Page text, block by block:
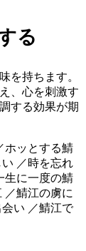
る
を持ちます。
、心を刺激す
する効果が期
ホッとする鯖
／時を忘れ
生に一度の鯖
／鯖江の虜に
い ／鯖江で